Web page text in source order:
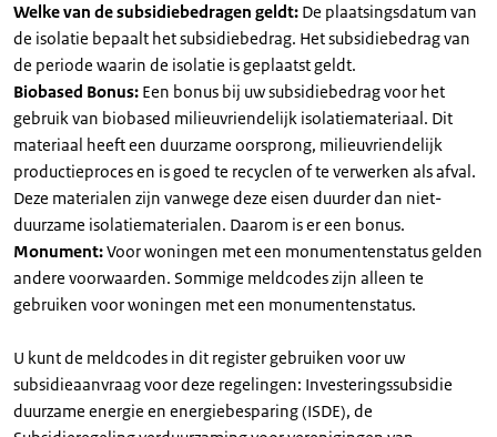
Welke van de subsidiebedragen geldt: De plaatsingsdatum van
de isolatie bepaalt het subsidiebedrag. Het subsidiebedrag van
de periode waarin de isolatie is geplaatst geldt.
Biobased Bonus: Een bonus bij uw subsidiebedrag voor het
gebruik van biobased milieuvriendelijk isolatiemateriaal. Dit
materiaal heeft een duurzame oorsprong, milieuvriendelijk
productieproces en is goed te recyclen of te verwerken als afval.
Deze materialen zijn vanwege deze eisen duurder dan niet-
duurzame isolatiematerialen. Daarom is er een bonus.
Monument:Voor woningen met een monumentenstatus gelden
andere voorwaarden. Sommige meldcodes zijn alleen te
gebruiken voor woningen met een monumentenstatus.
U kunt de meldcodes in dit register gebruiken voor uw
subsidieaanvraag voor deze regelingen: Investeringssubsidie
duurzame energie en energiebesparing (ISDE), de